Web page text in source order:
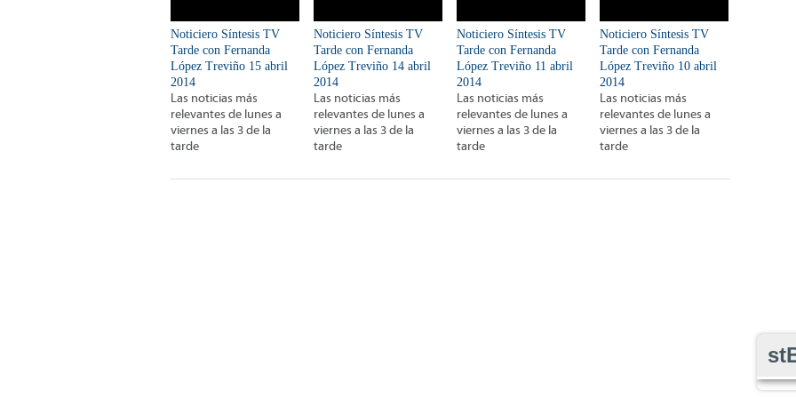
Noticiero Síntesis TV
Tarde con Fernanda
López Treviño 15 abril
2014
Las noticias más
relevantes de lunes a
viernes a las 3 de la
tarde
Noticiero Síntesis TV
Tarde con Fernanda
López Treviño 14 abril
2014
Las noticias más
relevantes de lunes a
viernes a las 3 de la
tarde
Noticiero Síntesis TV
Tarde con Fernanda
López Treviño 11 abril
2014
Las noticias más
relevantes de lunes a
viernes a las 3 de la
tarde
Noticiero Síntesis TV
Tarde con Fernanda
López Treviño 10 abril
2014
Las noticias más
relevantes de lunes a
viernes a las 3 de la
tarde